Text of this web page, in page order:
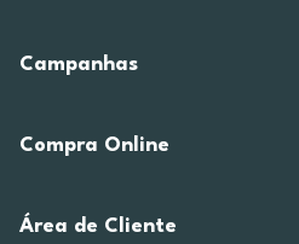
Campanhas
Compra Online
Área de Cliente